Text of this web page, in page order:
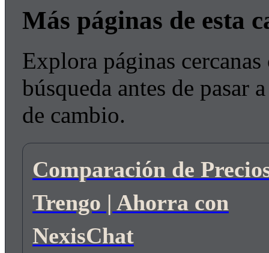
Más páginas de esta
Explora páginas
búsqueda antes de pasar
de cambio.
Comparación de
Trengo | Ahorra con
NexisChat